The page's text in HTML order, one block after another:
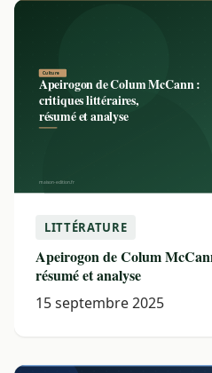
LITTÉRATURE
Apeirogon de Colum
résumé et analyse
15 septembre 2025